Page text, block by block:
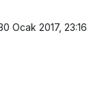
Ocak 2017, 23:16